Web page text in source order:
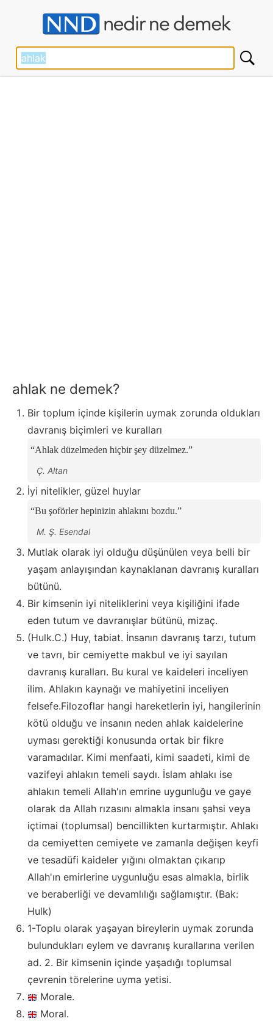
ahlak ne demek?
Bir toplum içinde kişilerin uymak zorunda oldukları
davranış biçimleri ve kuralları
Ahlak düzelmeden hiçbir şey düzelmez.
Ç. Altan
İyi nitelikler, güzel huylar
Bu şoförler hepinizin ahlakını bozdu.
M. Ş. Esendal
Mutlak olarak iyi olduğu düşünülen veya belli bir
yaşam anlayışından kaynaklanan davranış kuralları
bütünü.
Bir kimsenin iyi niteliklerini veya kişiliğini ifade
eden tutum ve davranışlar bütünü, mizaç.
(Hulk.C.) Huy, tabiat. İnsanın davranış tarzı, tutum
ve tavrı, bir cemiyette makbul ve iyi sayılan
davranış kuralları. Bu kural ve kaideleri inceliyen
ilim. Ahlakın kaynağı ve mahiyetini inceliyen
felsefe.Filozoflar hangi hareketlerin iyi, hangilerinin
kötü olduğu ve insanın neden ahlak kaidelerine
uyması gerektiği konusunda ortak bir fikre
varamadılar. Kimi menfaati, kimi saadeti, kimi de
vazifeyi ahlakın temeli saydı. İslam ahlakı ise
ahlakın temeli Allah'ın emrine uygunluğu ve gaye
olarak da Allah rızasını almakla insanı şahsi veya
içtimai (toplumsal) bencillikten kurtarmıştır. Ahlakı
da cemiyetten cemiyete ve zamanla değişen keyfi
ve tesadüfi kaideler yığını olmaktan çıkarıp
Allah'ın emirlerine uygunluğu esas almakla, birlik
ve beraberliği ve devamlılığı sağlamıştır. (Bak:
Hulk)
1-Toplu olarak yaşayan bireylerin uymak zorunda
bulundukları eylem ve davranış kurallarına verilen
ad. 2. Bir kimsenin içinde yaşadığı toplumsal
çevrenin törelerine uyma yetisi.
Morale.
Moral.